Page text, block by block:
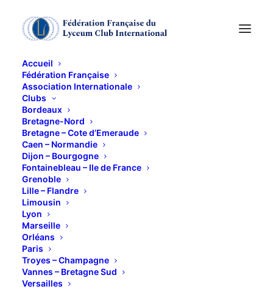
Accueil
Fédération Française
Association Internationale
Clubs
Bordeaux
Bretagne-Nord
Bretagne – Cote d’Emeraude
Caen – Normandie
Dijon – Bourgogne
Fontainebleau – Ile de France
Grenoble
Lille – Flandre
Limousin
Lyon
Marseille
Orléans
Paris
Troyes – Champagne
Vannes – Bretagne Sud
Versailles
Les pendules à l'heure
6 NOVEMBRE 2014
Jeudi 6 Novembre, notre diner-conférence s’est
transformé en un voyage dans le temps, et dans les
mystérieux rouages de l’horlogerie, un
cheminement, des premiers calendriers qui
organisaient les travaux et les saisons aux